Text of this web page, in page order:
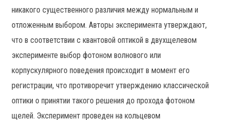
никакого существенного различия между нормальным и
отложенным выбором. Авторы эксперимента утверждают,
что в соответствии с квантовой оптикой в двухщелевом
эксперименте выбор фотоном волнового или
корпускулярного поведения происходит в момент его
регистрации, что противоречит утверждению классической
оптики о принятии такого решения до прохода фотоном
щелей. Эксперимент проведен на кольцевом